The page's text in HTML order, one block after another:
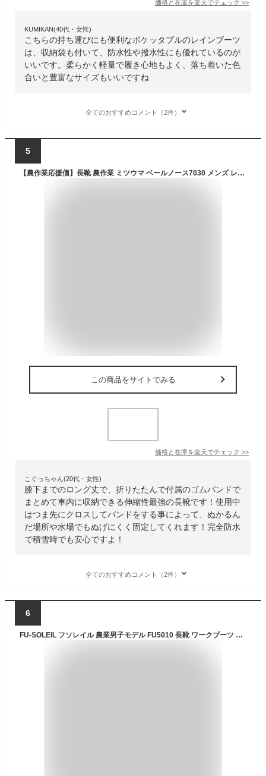
価格と在庫を楽天でチェック >>
KUMIKAN(40代・女性)
こちらの持ち運びにも便利なポケッタブルのレインブーツ
は、収納袋も付いて、防水性や撥水性にも優れているのが
いいです。柔らかく軽量で履き心地もよく、落ち着いた色
合いと豊富なサイズもいいですね
全てのおすすめコメント（2件）
5
【農作業応援価】長靴 農作業 ミツウマ ベールノース7030 メンズ レディース 農業用長靴 レインブーツ ロング丈 完全防水 春 夏 秋 軽量 フラットソール 収納 クロ カーキ コン オリーブ 23cm-28cm MITSUUMA
この商品をサイトでみる
価格と在庫を楽天でチェック >>
こぐっちゃん(20代・女性)
膝下までのロング丈で、折りたたんで付属のゴムバンドで
まとめて車内に収納できる伸縮性最強の長靴です！使用中
はつま先にクロスしてバンドをする事によって、ぬかるん
だ場所や水場でもぬげにくく固定してくれます！完全防水
で積雪時でも安心ですよ！
全てのおすすめコメント（2件）
6
FU-SOLEIL フソレイル 農業男子モデル FU5010 長靴 ワークブーツ メンズ 農作業 完全防水 ロング 軽量 フラットソール ブラック カーキ 25cm-27cm SS-LL